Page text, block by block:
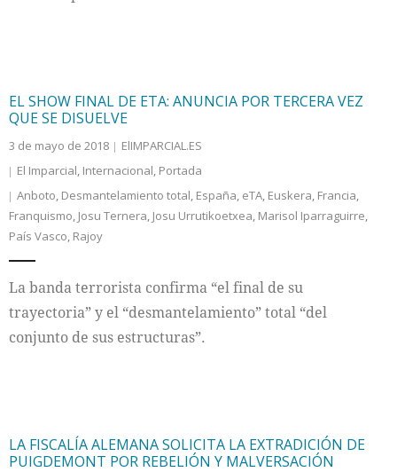
EL SHOW FINAL DE ETA: ANUNCIA POR TERCERA VEZ
QUE SE DISUELVE
3 de mayo de 2018
ElIMPARCIAL.ES
El Imparcial, Internacional, Portada
Anboto, Desmantelamiento total, España, eTA, Euskera, Francia,
Franquismo, Josu Ternera, Josu Urrutikoetxea, Marisol Iparraguirre,
País Vasco, Rajoy
La banda terrorista confirma “el final de su
trayectoria” y el “desmantelamiento” total “del
conjunto de sus estructuras”.
LA FISCALÍA ALEMANA SOLICITA LA EXTRADICIÓN DE
PUIGDEMONT POR REBELIÓN Y MALVERSACIÓN